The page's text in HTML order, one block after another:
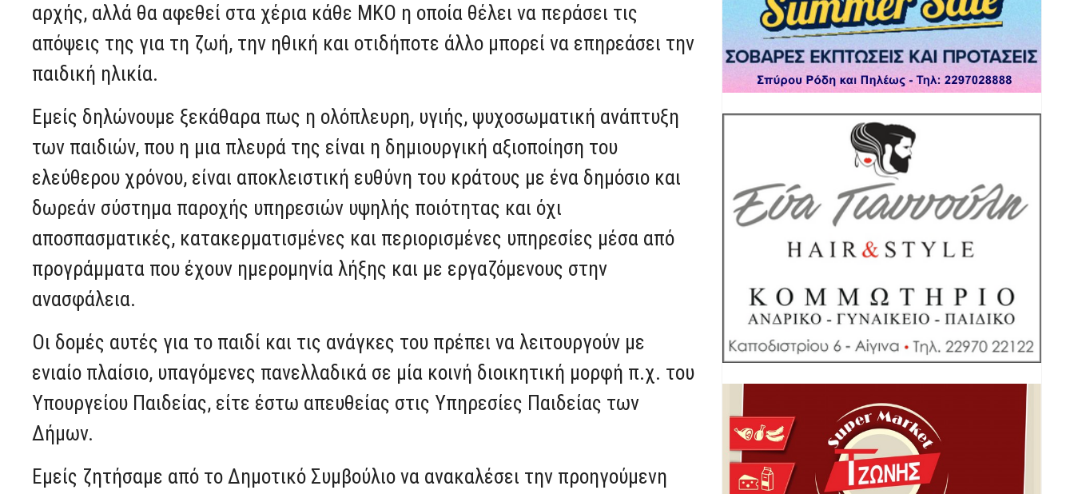
αρχής, αλλά θα αφεθεί στα χέρια κάθε ΜΚΟ η οποία θέλει να περάσει τις
απόψεις της για τη ζωή, την ηθική και οτιδήποτε άλλο μπορεί να επηρεάσει την
παιδική ηλικία.
Εμείς δηλώνουμε ξεκάθαρα πως η ολόπλευρη, υγιής, ψυχοσωματική ανάπτυξη
των παιδιών, που η μια πλευρά της είναι η δημιουργική αξιοποίηση του
ελεύθερου χρόνου, είναι αποκλειστική ευθύνη του κράτους με ένα δημόσιο και
δωρεάν σύστημα παροχής υπηρεσιών υψηλής ποιότητας και όχι
αποσπασματικές, κατακερματισμένες και περιορισμένες υπηρεσίες μέσα από
προγράμματα που έχουν ημερομηνία λήξης και με εργαζόμενους στην
ανασφάλεια.
Οι δομές αυτές για το παιδί και τις ανάγκες του πρέπει να λειτουργούν με
ενιαίο πλαίσιο, υπαγόμενες πανελλαδικά σε μία κοινή διοικητική μορφή π.χ. του
Υπουργείου Παιδείας, είτε έστω απευθείας στις Υπηρεσίες Παιδείας των
Δήμων.
Εμείς ζητήσαμε από το Δημοτικό Συμβούλιο να ανακαλέσει την προηγούμενη